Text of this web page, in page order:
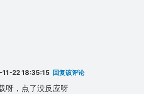
11-22 18:35:15 回复该评论
呀，点了没反应呀